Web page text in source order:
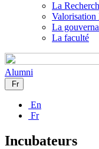
La
Valorisation
La
La faculté
Alumni
Fr
En
Fr
Incubateurs